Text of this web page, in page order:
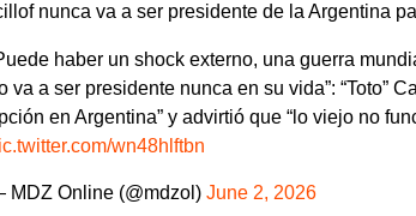
nunca va a ser presidente de la Argentina
haber un shock externo, una guerra
va a ser presidente nunca en su vida”: “Toto”
en Argentina” y advirtió que “lo viejo no
wn48hlftbn
MDZ Online (@mdzol) June 2, 2026